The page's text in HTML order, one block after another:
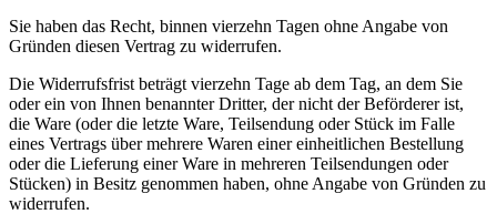
Sie haben das Recht, binnen vierzehn Tagen ohne Angabe von
Gründen diesen Vertrag zu widerrufen.
Die Widerrufsfrist beträgt vierzehn Tage ab dem Tag, an dem Sie
oder ein von Ihnen benannter Dritter, der nicht der Beförderer ist,
die Ware (oder die letzte Ware, Teilsendung oder Stück im Falle
eines Vertrags über mehrere Waren einer einheitlichen Bestellung
oder die Lieferung einer Ware in mehreren Teilsendungen oder
Stücken) in Besitz genommen haben, ohne Angabe von Gründen zu
widerrufen.